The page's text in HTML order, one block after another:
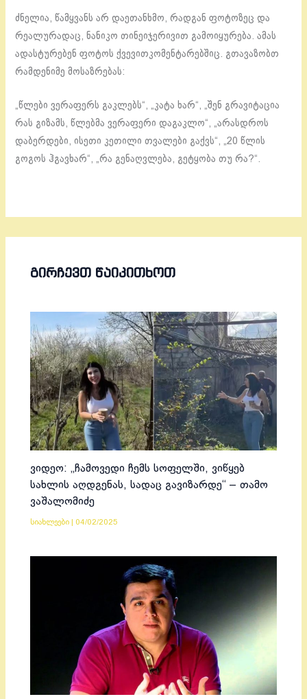
ძნელია, წამყვანს არ დაეთანხმო, რადგან ფოტოზეც და
რეალურადაც, ნანიკო თინეიჯერივით გამოიყურება. ამას
ადასტურებენ ფოტოს ქვევითკომენტარებშიც. გთავაზობთ
რამდენიმე მოსაზრებას:
„წლები ვერაფერს გაკლებს“, „კატა ხარ“, „შენ გრავიტაცია
რას გიზამს, წლებმა ვერაფერი დაგაკლო“, „არასდროს
დაბერდები, ისეთი კეთილი თვალები გაქვს“, „20 წლის
გოგოს ჰგავხარ“, „რა გენაღვლება, გეტყობა თუ რა?“.
ᲒᲘᲠᲩᲔᲕᲗ ᲬᲐᲘᲙᲘᲗᲮᲝᲗ
ვიდეო: „ჩამოვედი ჩემს სოფელში, ვიწყებ
სახლის აღდგენას, სადაც გავიზარდე“ – თამო
ვაშალომიძე
სიახლეები 04/02/2025